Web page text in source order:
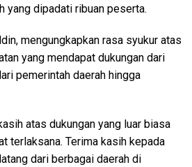
yang dipadati ribuan peserta.
mengungkapkan rasa syukur atas
yang mendapat dukungan dari
pemerintah daerah hingga
atas dukungan yang luar biasa
terlaksana. Terima kasih kepada
dari berbagai daerah di